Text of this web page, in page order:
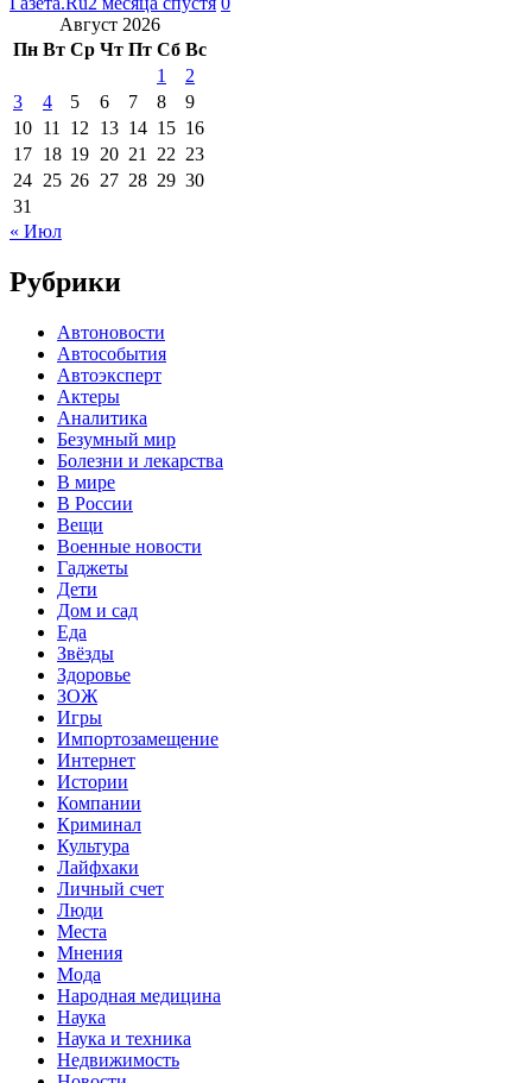
Август 2026
Пн Вт Ср Чт Пт Сб Вс
1
2
3
4 5 6 7 8
9
10 11 12 13 14 15 16
17 18 19 20 21 22 23
24 25 26 27 28 29 30
31
« Июл
Рубрики
Автоновости
Автособытия
Автоэксперт
Актеры
Аналитика
Безумный мир
Болезни и лекарства
В мире
В России
Вещи
Военные новости
Гаджеты
Дети
Дом и сад
Еда
Звёзды
Здоровье
ЗОЖ
Игры
Импортозамещение
Интернет
Истории
Компании
Криминал
Культура
Лайфхаки
Личный счет
Люди
Места
Мнения
Мода
Народная медицина
Наука
Наука и техника
Недвижимость